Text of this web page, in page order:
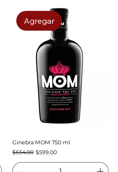
Agregar
Ginebra MOM 750 ml
Precio
$654.00 Precio de oferta
$599.00